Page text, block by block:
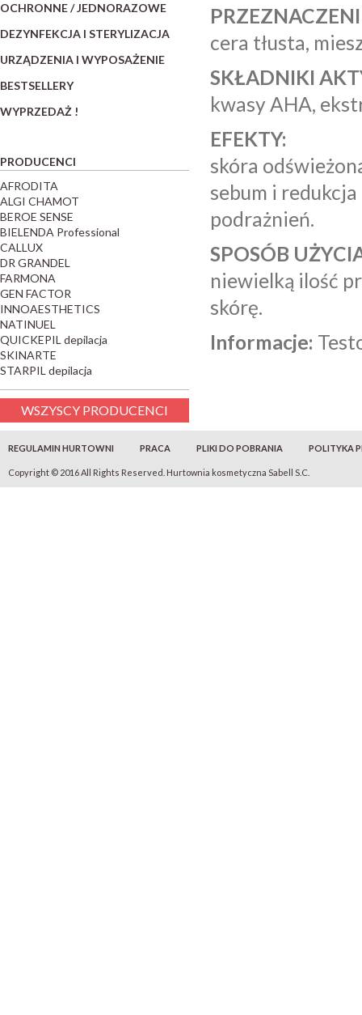
OCHRONNE / JEDNORAZOWE
DEZYNFEKCJA I STERYLIZACJA
URZĄDZENIA I WYPOSAŻENIE
BESTSELLERY
WYPRZEDAŻ !
PRODUCENCI
AFRODITA
ALGI CHAMOT
BEROE SENSE
BIELENDA Professional
CALLUX
DR GRANDEL
FARMONA
GEN FACTOR
INNOAESTHETICS
NATINUEL
QUICKEPIL depilacja
SKINARTE
STARPIL depilacja
WSZYSCY PRODUCENCI
cera tłusta,
SKŁADNIKI
kwasy AHA,
EFEKTY:
skóra
sebum i
podrażnień.
SPOSÓB
niewielką ilość
skórę.
Informacje:
REGULAMIN HURTOWNI PRACA PLIKI DO POBRANIA POLITYKA
Copyright © 2016 All Rights Reserved. Hurtownia kosmetyczna Sabell S.C.